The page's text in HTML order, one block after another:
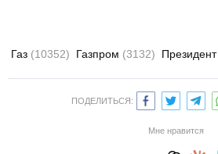
Газ (10352) Газпром (3132) Президент
ПОДЕЛИТЬСЯ:
Мне нравится